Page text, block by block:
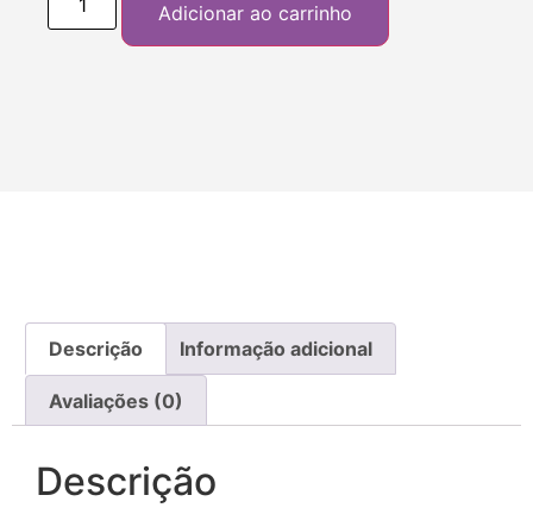
Adicionar ao carrinho
Descrição Informação adicional
Avaliações (0)
Descrição